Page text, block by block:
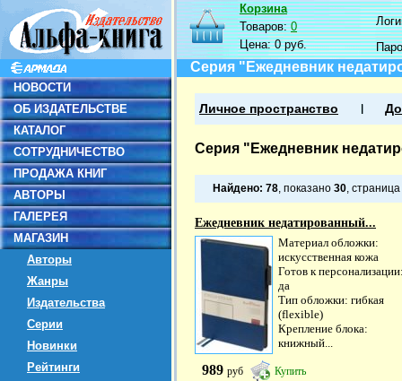
НОВОСТИ
ОБ ИЗДАТЕЛЬСТВЕ
КАТАЛОГ
СОТРУДНИЧЕСТВО
ПРОДАЖА КНИГ
АВТОРЫ
ГАЛЕРЕЯ
МАГАЗИН
Авторы
Жанры
Издательства
Серии
Новинки
Рейтинги
Корзина
Товаров:0
Цена:0 руб.
Серия "Ежедневник
Личное пространство
Серия "Ежедневник
Найдено: 78, показано 30, страница
Ежедневник недатированный...
Материал обложки:
искусственная кожа
Готов к
да
Тип обложки: гибкая
(flexible)
Крепление блока:
книжный...
989 руб Купить